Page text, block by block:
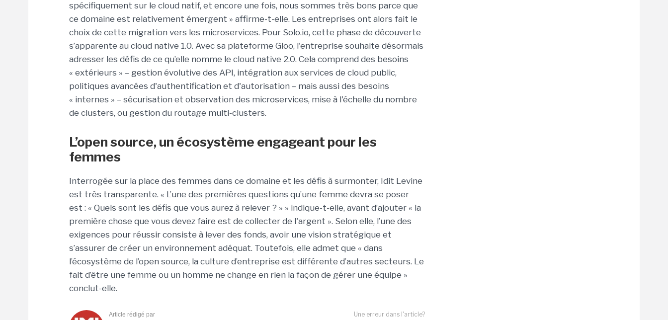
spécifiquement sur le cloud natif, et encore une fois, nous sommes très bons parce que
ce domaine est relativement émergent » affirme-t-elle. Les entreprises ont alors fait le
choix de cette migration vers les microservices. Pour Solo.io, cette phase de découverte
s’apparente au cloud native 1.0. Avec sa plateforme Gloo, l'entreprise souhaite désormais
adresser les défis de ce qu’elle nomme le cloud native 2.0. Cela comprend des besoins
« extérieurs » – gestion évolutive des API, intégration aux services de cloud public,
politiques avancées d'authentification et d'autorisation – mais aussi des besoins
« internes » – sécurisation et observation des microservices, mise à l'échelle du nombre
de clusters, ou gestion du routage multi-clusters.
L’open source, un écosystème engageant pour les
femmes
Interrogée sur la place des femmes dans ce domaine et les défis à surmonter, Idit Levine
est très transparente. « L’une des premières questions qu’une femme devra se poser
est : « Quels sont les défis que vous aurez à relever ? » » indique-t-elle, avant d’ajouter « la
première chose que vous devez faire est de collecter de l'argent ». Selon elle, l’une des
exigences pour réussir consiste à lever des fonds, avoir une vision stratégique et
s’assurer de créer un environnement adéquat. Toutefois, elle admet que « dans
l’écosystème de l’open source, la culture d’entreprise est différente d’autres secteurs. Le
fait d’être une femme ou un homme ne change en rien la façon de gérer une équipe »
conclut-elle.
Une erreur dans l'article?
Article rédigé par